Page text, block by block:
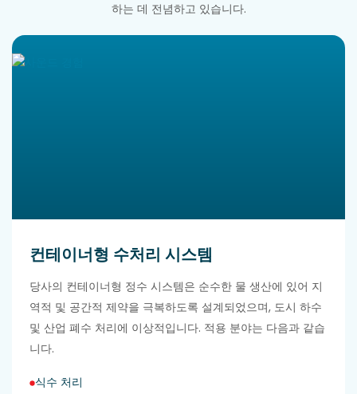
하는 데 전념하고 있습니다.
컨테이너형 수처리 시스템
당사의 컨테이너형 정수 시스템은 순수한 물 생산에 있어 지
역적 및 공간적 제약을 극복하도록 설계되었으며, 도시 하수
및 산업 폐수 처리에 이상적입니다. 적용 분야는 다음과 같습
니다.
식수 처리